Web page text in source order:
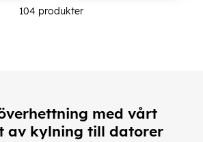
104 produkter
med vårt
av kylning till datorer